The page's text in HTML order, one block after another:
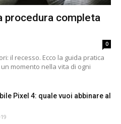
procedura completa
0
il recesso. Ecco la guida pratica
momento nella vita di ogni
Pixel 4: quale vuoi abbinare al